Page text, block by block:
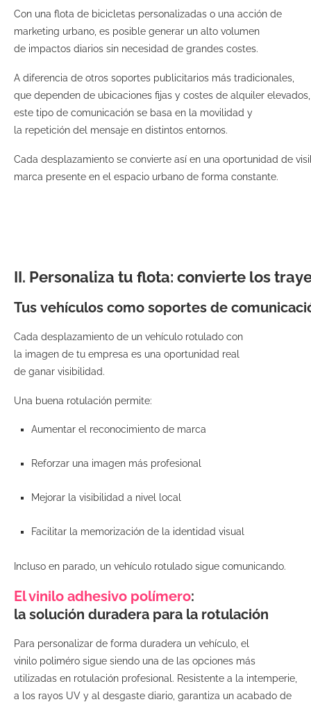
Con una flota de bicicletas personalizadas o una acción de
marketing urbano, es posible generar un alto volumen
de impactos diarios sin necesidad de grandes costes.
A diferencia de otros soportes publicitarios más tradicionales,
que dependen de ubicaciones fijas y costes de alquiler elevados,
este tipo de comunicación se basa en la movilidad y
la repetición del mensaje en distintos entornos.
Cada desplazamiento se convierte así en una oportunidad de
marca presente en el espacio urbano de forma constante.
II. Personaliza tu flota: convierte los
Tus vehículos como soportes de
Cada desplazamiento de un vehículo rotulado con
la imagen de tu empresa es una oportunidad real
de ganar visibilidad.
Una buena rotulación permite:
Aumentar el reconocimiento de marca
Reforzar una imagen más profesional
Mejorar la visibilidad a nivel local
Facilitar la memorización de la identidad visual
Incluso en parado, un vehículo rotulado sigue comunicando.
El vinilo adhesivo polímero:
la solución duradera para la rotulación
Para personalizar de forma duradera un vehículo, el
vinilo poliméro sigue siendo una de las opciones más
utilizadas en rotulación profesional. Resistente a la intemperie,
a los rayos UV y al desgaste diario, garantiza un acabado de